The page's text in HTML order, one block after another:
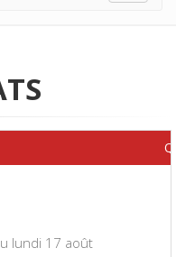
lundi 17 août